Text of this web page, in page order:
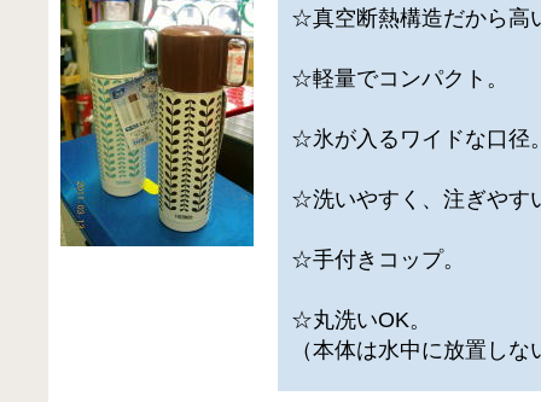
☆真空断熱構造だから高
☆軽量でコンパクト。
☆氷が入るワイドな口径
☆洗いやすく、注ぎやす
☆手付きコップ。
☆丸洗いOK。
（本体は水中に放置し